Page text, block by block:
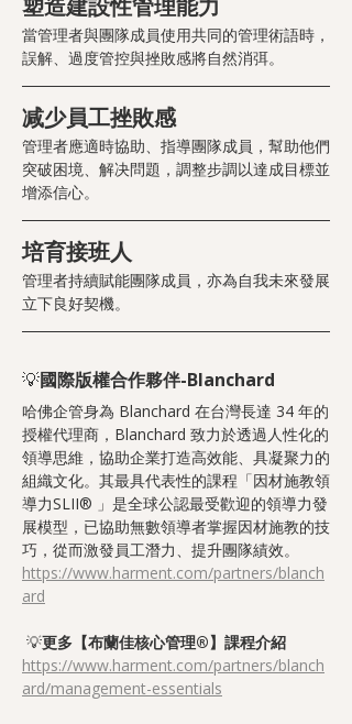
塑造建設性管理能力
當管理者與團隊成員使用共同的管理術語時，
誤解、過度管控與挫敗感將自然消弭。
减少員工挫敗感
管理者應適時協助、指導團隊成員，幫助他們
突破困境、解决問題，調整步調以達成目標並
增添信心。
培育接班人
管理者持續賦能團隊成員，亦為自我未來發展
立下良好契機。
💡國際版權合作夥伴-Blanchard
哈佛企管身為 Blanchard 在台灣長達 34 年的
授權代理商，Blanchard 致力於透過人性化的
領導思維，協助企業打造高效能、具凝聚力的
組織文化。其最具代表性的課程「因材施教領
導力SLII® 」是全球公認最受歡迎的領導力發
展模型，已協助無數領導者掌握因材施教的技
巧，從而激發員工潛力、提升團隊績效。
https://www.harment.com/partners/blanch
ard
💡更多【布蘭佳核心管理®】課程介紹
https://www.harment.com/partners/blanch
ard/management-essentials